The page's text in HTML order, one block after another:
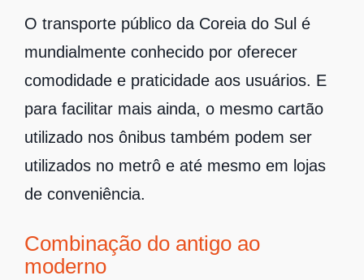
O transporte público da Coreia do Sul é
mundialmente conhecido por oferecer
comodidade e praticidade aos usuários. E
para facilitar mais ainda, o mesmo cartão
utilizado nos ônibus também podem ser
utilizados no metrô e até mesmo em lojas
de conveniência.
Combinação do antigo ao
moderno